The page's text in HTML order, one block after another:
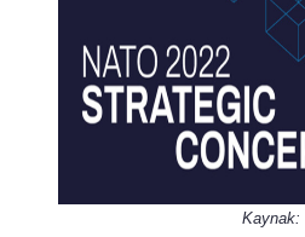
Kaynak: